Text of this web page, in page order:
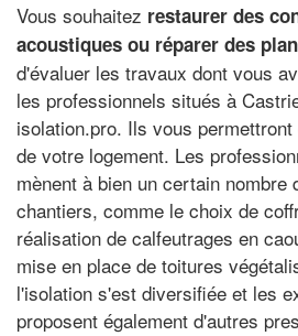
Vous souhaitez restaurer des
acoustiques ou réparer des
d'évaluer les travaux dont vous
les professionnels situés à
isolation.pro. Ils vous
de votre logement. Les
mènent à bien un certain
chantiers, comme le choix de
réalisation de calfeutrages en
mise en place de toitures
l'isolation s'est diversifiée et les
proposent également d'autres